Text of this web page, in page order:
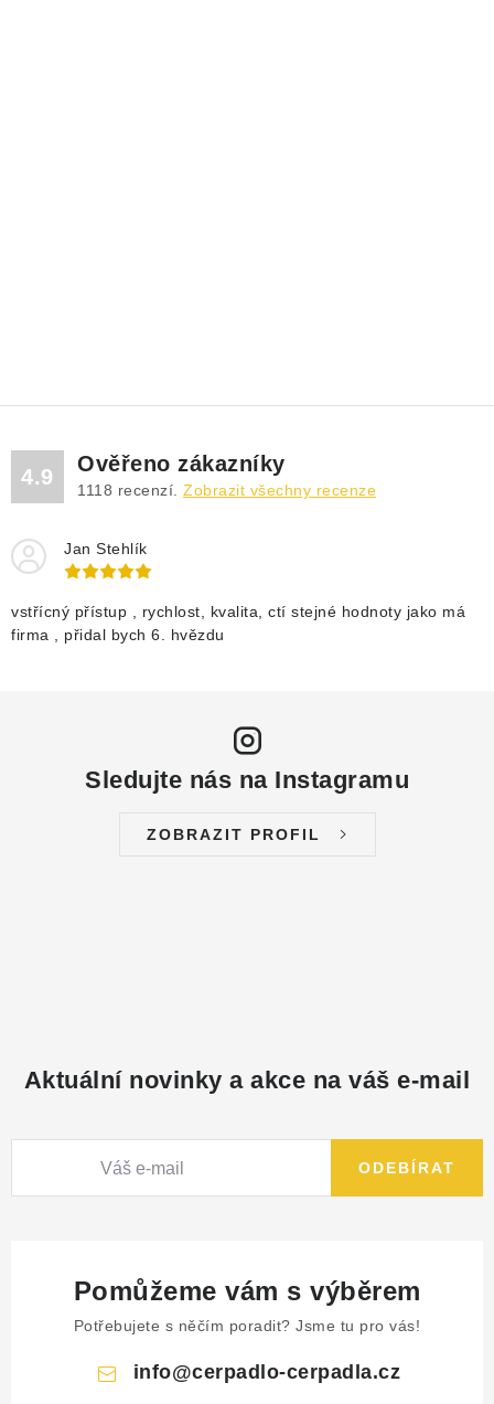
4.9
Ověřeno zákazníky
1118 recenzí. Zobrazit všechny recenze
Jan Stehlík
vstřícný přístup , rychlost, kvalita, ctí stejné hodnoty jako má
firma , přidal bych 6. hvězdu
Sledujte nás na Instagramu
ZOBRAZIT PROFIL
Aktuální novinky a akce na váš e-mail
ODEBÍRAT
Pomůžeme vám s výběrem
Potřebujete s něčím poradit? Jsme tu pro vás!
info@cerpadlo-cerpadla.cz